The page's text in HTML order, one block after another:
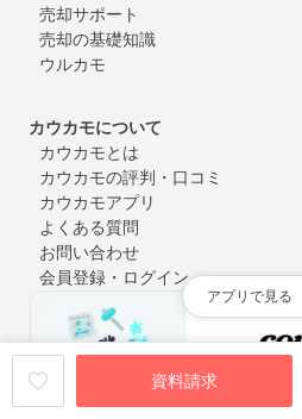
資料請求
アプリで見る
売却サポート
売却の基礎知識
ウルカモ
カウカモについて
カウカモとは
カウカモの評判・口コミ
カウカモアプリ
よくある質問
お問い合わせ
会員登録・ログイン